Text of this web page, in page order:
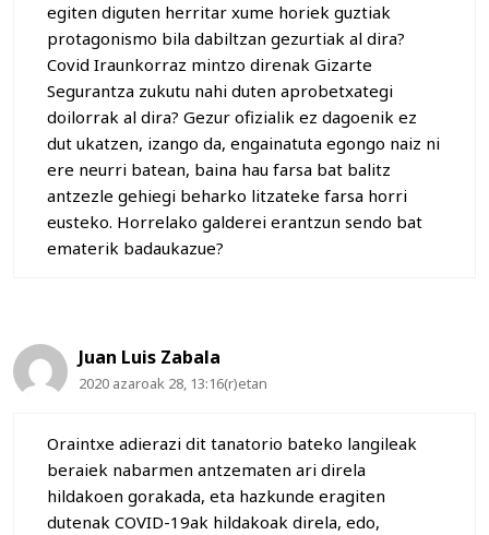
egiten diguten herritar xume horiek guztiak
protagonismo bila dabiltzan gezurtiak al dira?
Covid Iraunkorraz mintzo direnak Gizarte
Segurantza zukutu nahi duten aprobetxategi
doilorrak al dira? Gezur ofizialik ez dagoenik ez
dut ukatzen, izango da, engainatuta egongo naiz ni
ere neurri batean, baina hau farsa bat balitz
antzezle gehiegi beharko litzateke farsa horri
eusteko. Horrelako galderei erantzun sendo bat
ematerik badaukazue?
Juan Luis Zabala
2020 azaroak 28, 13:16(r)etan
Oraintxe adierazi dit tanatorio bateko langileak
beraiek nabarmen antzematen ari direla
hildakoen gorakada, eta hazkunde eragiten
dutenak COVID-19ak hildakoak direla, edo,